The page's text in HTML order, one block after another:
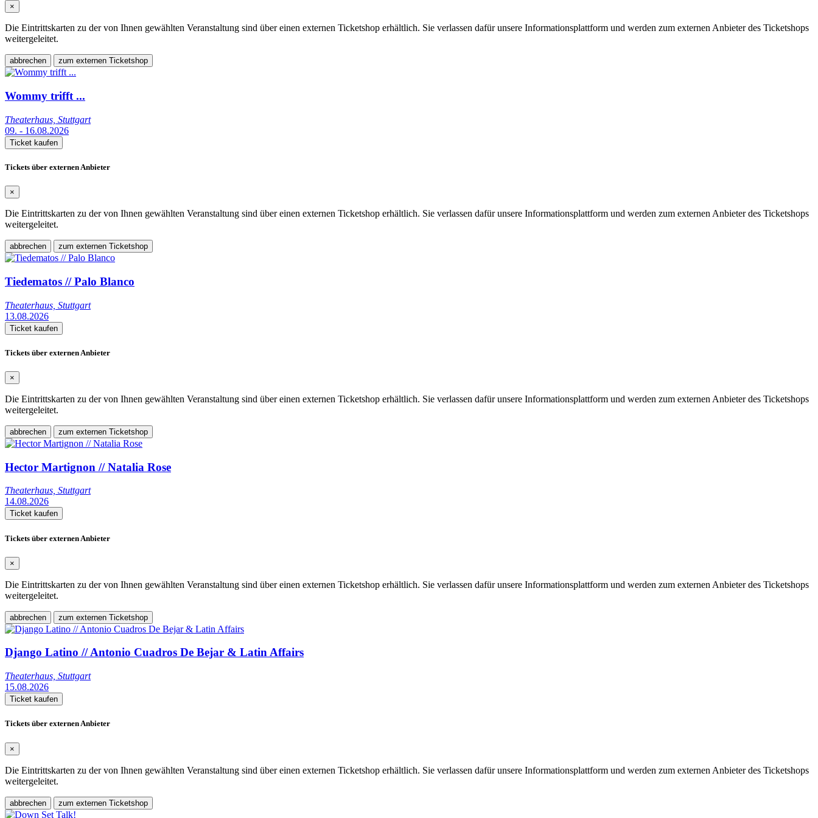
×
Die Eintrittskarten zu der von Ihnen gewählten Veranstaltung sind über einen externen Ticketshop erhältlich. Sie verlassen dafür unsere Informationsplattform und werden zum externen Anbieter des Ticketshops
weitergeleitet.
abbrechen zum externen Ticketshop
Wommy trifft ...
Theaterhaus, Stuttgart
09. - 16.08.2026
Ticket kaufen
Tickets über externen Anbieter
×
Die Eintrittskarten zu der von Ihnen gewählten Veranstaltung sind über einen externen Ticketshop erhältlich. Sie verlassen dafür unsere Informationsplattform und werden zum externen Anbieter des Ticketshops
weitergeleitet.
abbrechen zum externen Ticketshop
Tiedematos // Palo Blanco
Theaterhaus, Stuttgart
13.08.2026
Ticket kaufen
Tickets über externen Anbieter
×
Die Eintrittskarten zu der von Ihnen gewählten Veranstaltung sind über einen externen Ticketshop erhältlich. Sie verlassen dafür unsere Informationsplattform und werden zum externen Anbieter des Ticketshops
weitergeleitet.
abbrechen zum externen Ticketshop
Hector Martignon // Natalia Rose
Theaterhaus, Stuttgart
14.08.2026
Ticket kaufen
Tickets über externen Anbieter
×
Die Eintrittskarten zu der von Ihnen gewählten Veranstaltung sind über einen externen Ticketshop erhältlich. Sie verlassen dafür unsere Informationsplattform und werden zum externen Anbieter des Ticketshops
weitergeleitet.
abbrechen zum externen Ticketshop
Django Latino // Antonio Cuadros De Bejar & Latin Affairs
Theaterhaus, Stuttgart
15.08.2026
Ticket kaufen
Tickets über externen Anbieter
×
Die Eintrittskarten zu der von Ihnen gewählten Veranstaltung sind über einen externen Ticketshop erhältlich. Sie verlassen dafür unsere Informationsplattform und werden zum externen Anbieter des Ticketshops
weitergeleitet.
abbrechen zum externen Ticketshop